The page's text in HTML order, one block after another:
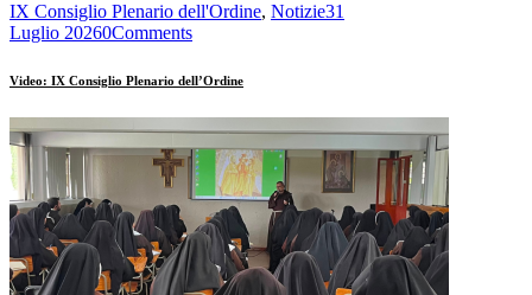
IX Consiglio Plenario dell'Ordine, Notizie31
Luglio 20260Comments
Video: IX Consiglio Plenario dell’Ordine